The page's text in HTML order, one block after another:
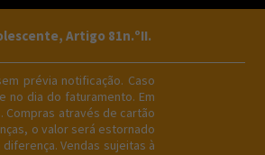
Artigo 81n.ºII.
prévia notificação. Caso
no dia do faturamento. Em
através de cartão
o valor será estornado
Vendas sujeitas à